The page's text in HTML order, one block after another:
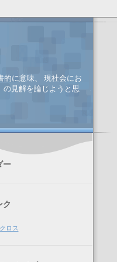
的に意味、 現社会にお
の見解を論じようと思
ー
ク
ロス